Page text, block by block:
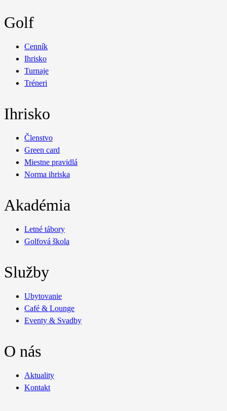
Golf
Cenník
Ihrisko
Turnaje
Tréneri
Ihrisko
Členstvo
Green card
Miestne pravidlá
Norma ihriska
Akadémia
Letné tábory
Golfová škola
Služby
Ubytovanie
Café & Lounge
Eventy & Svadby
O nás
Aktuality
Kontakt